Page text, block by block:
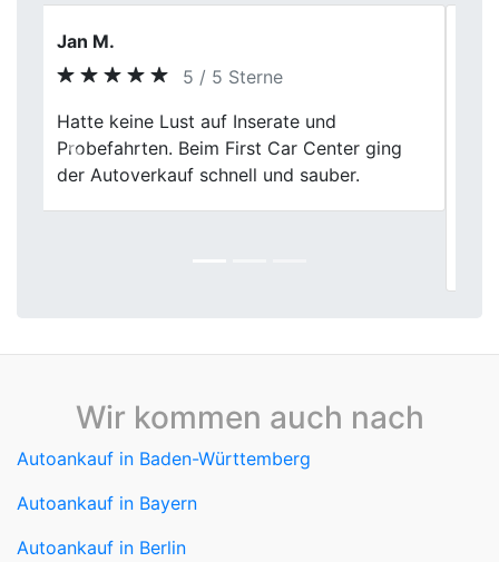
Stefan Quellhorst
5 / 5 Sterne
Ich war skeptisch, ob ich einen fairen Preis
bekomme – aber First Car Center hat mich
überzeugt. Fahrzeugbewertung vor Ort,
Previous
Wir kommen auch nach
Autoankauf in Baden-Württemberg
Autoankauf in Bayern
Autoankauf in Berlin